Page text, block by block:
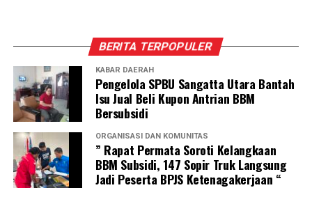
BERITA TERPOPULER
KABAR DAERAH
Pengelola SPBU Sangatta Utara Bantah
Isu Jual Beli Kupon Antrian BBM
Bersubsidi
ORGANISASI DAN KOMUNITAS
” Rapat Permata Soroti Kelangkaan
BBM Subsidi, 147 Sopir Truk Langsung
Jadi Peserta BPJS Ketenagakerjaan “